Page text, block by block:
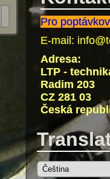
Pro
E-mail:
Adresa:
LTP -
Radim 203
CZ 281 03
Česká